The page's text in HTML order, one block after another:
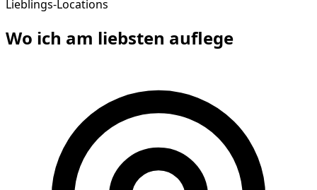
Lieblings-Locations
Wo ich am liebsten auflege